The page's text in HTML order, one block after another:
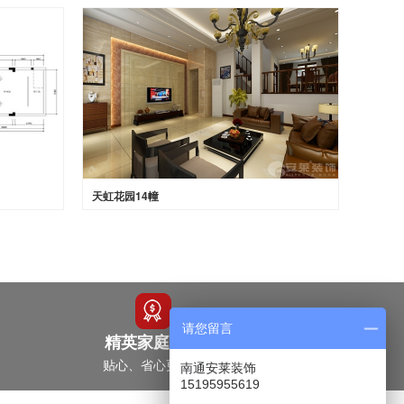
天虹花园14幢
精英家庭之选
贴心、省心更放心
请您留言
南通安莱装饰
15195955619